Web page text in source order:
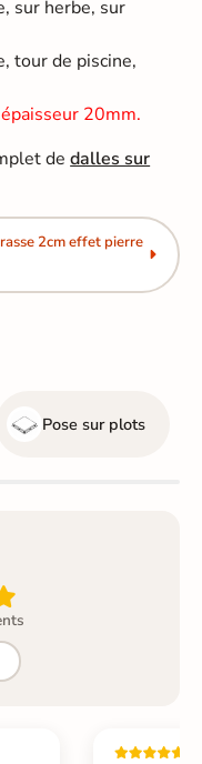
sur herbe, sur
tour de piscine,
20mm.
dedalles sur
2cm effet pierre
Pose sur plots